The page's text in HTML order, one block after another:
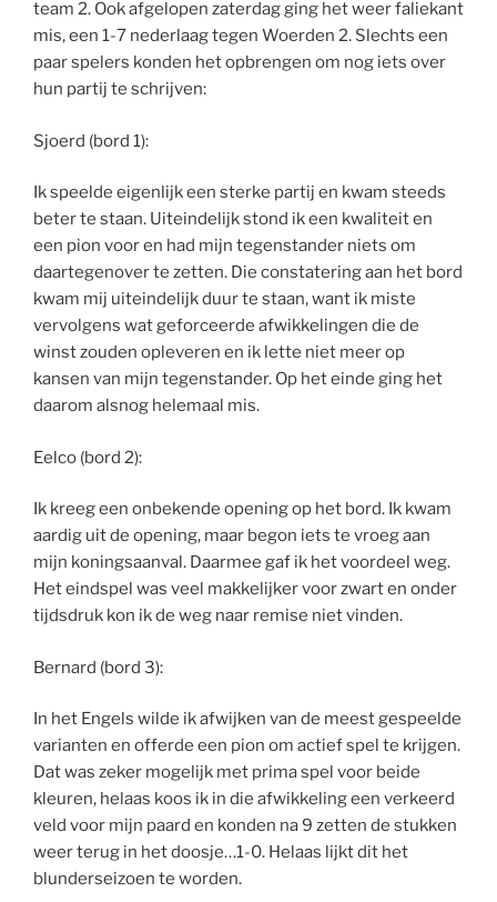
team 2. Ook afgelopen zaterdag ging het weer faliekant
mis, een 1-7 nederlaag tegen Woerden 2. Slechts een
paar spelers konden het opbrengen om nog iets over
hun partij te schrijven:
Sjoerd (bord 1):
Ik speelde eigenlijk een sterke partij en kwam steeds
beter te staan. Uiteindelijk stond ik een kwaliteit en
een pion voor en had mijn tegenstander niets om
daartegenover te zetten. Die constatering aan het bord
kwam mij uiteindelijk duur te staan, want ik miste
vervolgens wat geforceerde afwikkelingen die de
winst zouden opleveren en ik lette niet meer op
kansen van mijn tegenstander. Op het einde ging het
daarom alsnog helemaal mis.
Eelco (bord 2):
Ik kreeg een onbekende opening op het bord. Ik kwam
aardig uit de opening, maar begon iets te vroeg aan
mijn koningsaanval. Daarmee gaf ik het voordeel weg.
Het eindspel was veel makkelijker voor zwart en onder
tijdsdruk kon ik de weg naar remise niet vinden.
Bernard (bord 3):
In het Engels wilde ik afwijken van de meest gespeelde
varianten en offerde een pion om actief spel te krijgen.
Dat was zeker mogelijk met prima spel voor beide
kleuren, helaas koos ik in die afwikkeling een verkeerd
veld voor mijn paard en konden na 9 zetten de stukken
weer terug in het doosje…1-0. Helaas lijkt dit het
blunderseizoen te worden.